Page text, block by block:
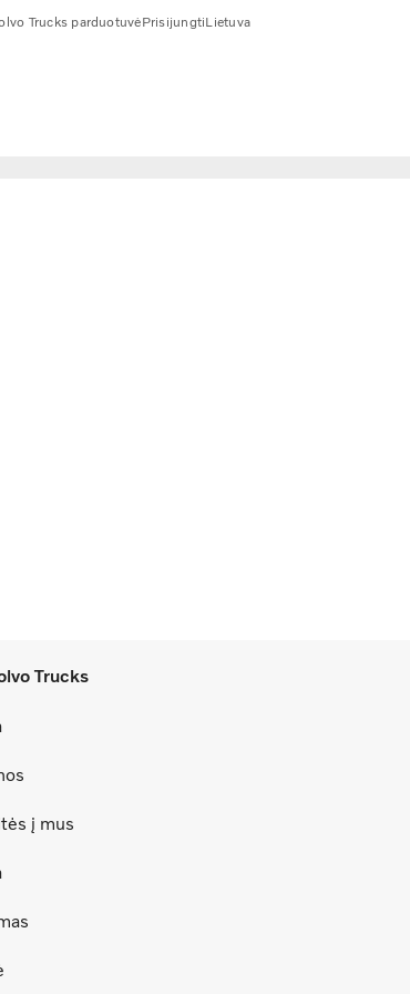
Trucks parduotuvėPrisijungtiLietuva
Trucks
į mus